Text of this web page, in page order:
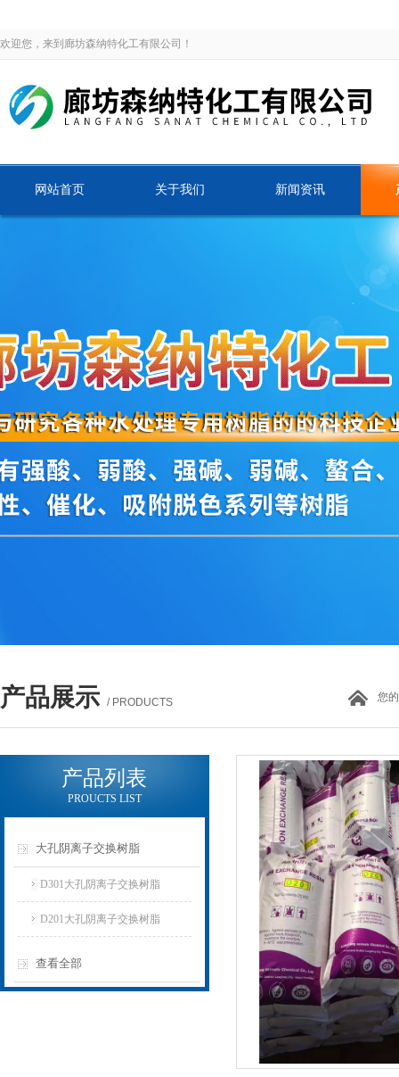
欢迎您，来到廊坊森纳特化工有限公司！
网站首页 关于我们 新闻资讯
产品展示 / PRODUCTS 您
产品列表
PROUCTS LIST
大孔阴离子交换树脂
D301大孔阴离子交换树脂
D201大孔阴离子交换树脂
查看全部